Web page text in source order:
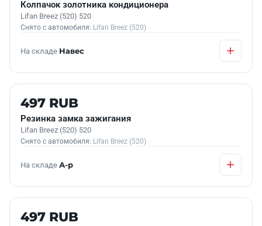
Колпачок золотника кондиционера
Lifan Breez (520) 520
Снято с автомобиля: Lifan Breez (520)
На складе Навес
Б/У В НАЛИЧИИ
497 RUB
Резинка замка зажигания
Lifan Breez (520) 520
Снято с автомобиля: Lifan Breez (520)
На складе А-р
Б/У В НАЛИЧИИ
497 RUB